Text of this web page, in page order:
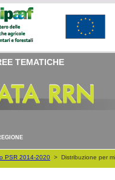
TEMATICHE
PSR 2014-2020 > Distribuzione per